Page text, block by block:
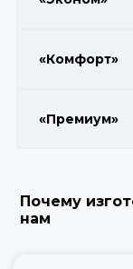
«Комфорт»
«Премиум»
Почему
нам